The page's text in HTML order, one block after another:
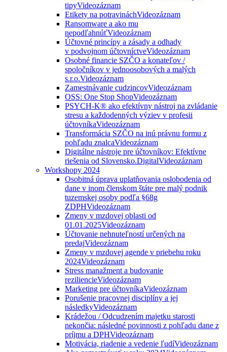
tipyVideozáznam
Etikety na potravináchVideozáznam
Ransomware a ako mu
nepodľahnúťVideozáznam
Účtovné princípy a zásady a odhady
v podvojnom účtovníctveVideozáznam
Osobné financie SZČO a konateľov /
spoločníkov v jednoosobových a malých
s.r.o.Videozáznam
Zamestnávanie cudzincovVideozáznam
OSS: One Stop ShopVideozáznam
PSYCH-K® ako efektívny nástroj na zvládanie
stresu a každodenných výziev v profesii
účtovníkaVideozáznam
Transformácia SZČO na inú právnu formu z
pohľadu znalcaVideozáznam
Digitálne nástroje pre účtovníkov: Efektívne
riešenia od Slovensko.DigitalVideozáznam
Workshopy 2024
Osobitná úprava uplatňovania oslobodenia od
dane v inom členskom štáte pre malý podnik
tuzemskej osoby podľa §68g
ZDPHVideozáznam
Zmeny v mzdovej oblasti od
01.01.2025Videozáznam
Účtovanie nehnuteľností určených na
predajVideozáznam
Zmeny v mzdovej agende v priebehu roku
2024Videozáznam
Stress manažment a budovanie
reziliencieVideozáznam
Marketing pre účtovníkaVideozáznam
Porušenie pracovnej disciplíny a jej
následkyVideozáznam
Krádežou / Odcudzením majetku starosti
nekončia: následné povinnosti z pohľadu dane z
príjmu a DPHVideozáznam
Motivácia, riadenie a vedenie ľudíVideozáznam